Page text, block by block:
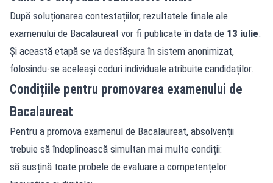
După soluționarea contestațiilor, rezultatele finale ale
examenului de Bacalaureat vor fi publicate în data de 13 iulie.
Și această etapă se va desfășura în sistem anonimizat,
folosindu-se aceleași coduri individuale atribuite candidaților.
Condițiile pentru promovarea examenului de
Bacalaureat
Pentru a promova examenul de Bacalaureat, absolvenții
trebuie să îndeplinească simultan mai multe condiții:
să susțină toate probele de evaluare a competențelor